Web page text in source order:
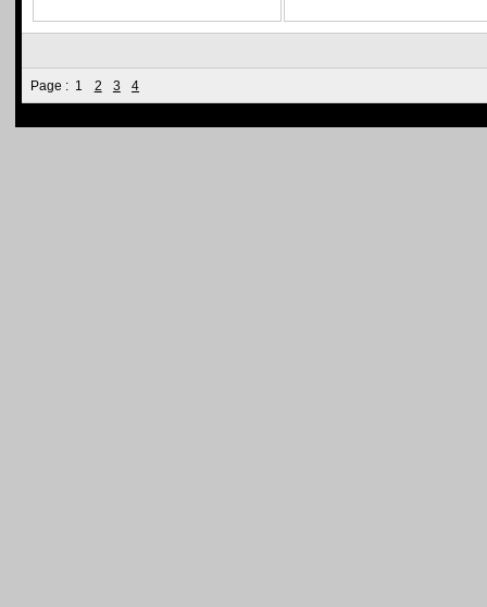
Page : 1 2 3 4